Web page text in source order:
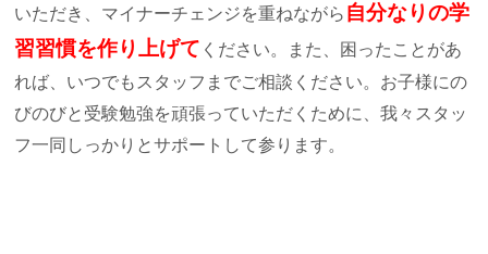
いただき、マイナーチェンジを重ねながら 自分なりの学
習習慣を作り上げて ください。また、困ったことがあ
れば、いつでもスタッフまでご相談ください。お子様にの
びのびと受験勉強を頑張っていただくために、我々スタッ
フ一同しっかりとサポートして参ります。